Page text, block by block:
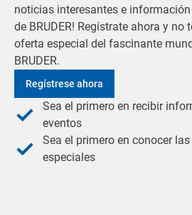
noticias interesantes e información
de BRUDER! Regístrate ahora y no
oferta especial del fascinante
BRUDER.
Regístrese ahora
Sea el primero en recibir
eventos
Sea el primero en conocer
especiales